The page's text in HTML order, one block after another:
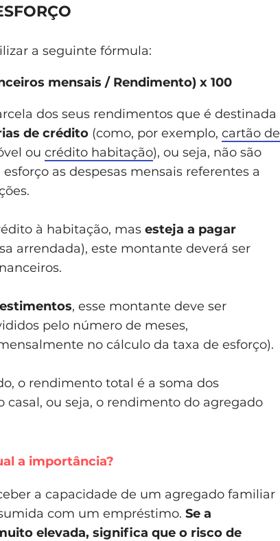
a seguinte fórmula:
mensais / Rendimento) x 100
dos seus rendimentos que é destinada
de crédito (como, por exemplo, cartão de
ou crédito habitação), ou seja, não são
as despesas mensais referentes a
à habitação, mas esteja a pagar
arrendada), este montante deverá ser
, esse montante deve ser
pelo número de meses,
no cálculo da taxa de esforço).
o rendimento total é a soma dos
ou seja, o rendimento do agregado
a importância?
a capacidade de um agregado familiar
com um empréstimo. Se a
elevada, significa que o risco de